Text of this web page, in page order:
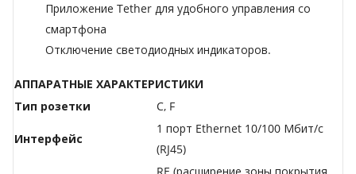
Приложение Tether для удобного управления со
смартфона
Отключение светодиодных индикаторов.
АППАРАТНЫЕ ХАРАКТЕРИСТИКИ
Тип розетки
C, F
Интерфейс
1 порт Ethernet 10/100 Мбит/с
(RJ45)